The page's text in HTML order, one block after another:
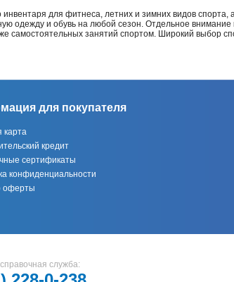
для фитнеса, летних и зимних видов спорта,
одежду и обувь на любой сезон. Отдельное
самостоятельных занятий спортом. Широкий выбор
для покупателя
карта
кредит
сертификаты
конфиденциальности
оферты
служба: